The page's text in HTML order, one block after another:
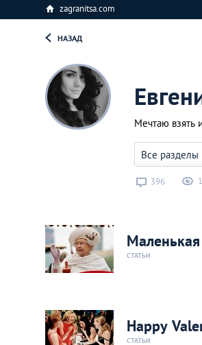
zagranitsa.com
НАЗАД
Мечтаю взять
Все разделы
396
СТАТЬИ
Happy
СТАТЬИ